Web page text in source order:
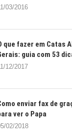
03/2016
que fazer em Catas
guia com 53
12/2017
enviar fax de
ver o Papa
02/2018